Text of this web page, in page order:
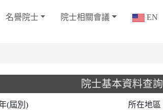
名譽院士 院士相關會議 EN
院士基本資料查詢
(屆別) 所在地區